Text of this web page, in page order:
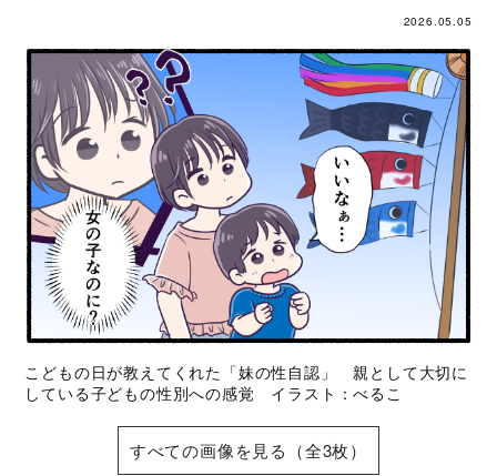
2026.05.05
こどもの日が教えてくれた「妹の性自認」 親として大切に
している子どもの性別への感覚 イラスト：べるこ
すべての画像を見る（全3枚）